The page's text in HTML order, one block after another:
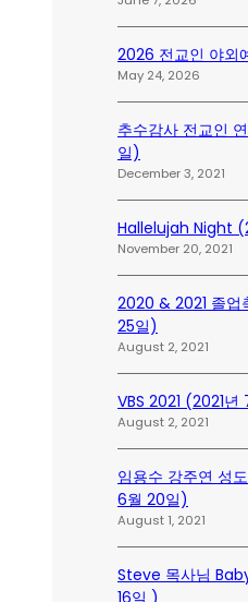
2026 전교인 야외
May 24, 2026
추수감사 전교인
일)
December 3, 2021
Hallelujah Night
November 20, 2021
2020 & 2021 졸업
25일)
August 2, 2021
VBS 2021 (2021
August 2, 2021
임용수 강주연 성
6월 20일)
August 1, 2021
Steve 목사님
16일 )